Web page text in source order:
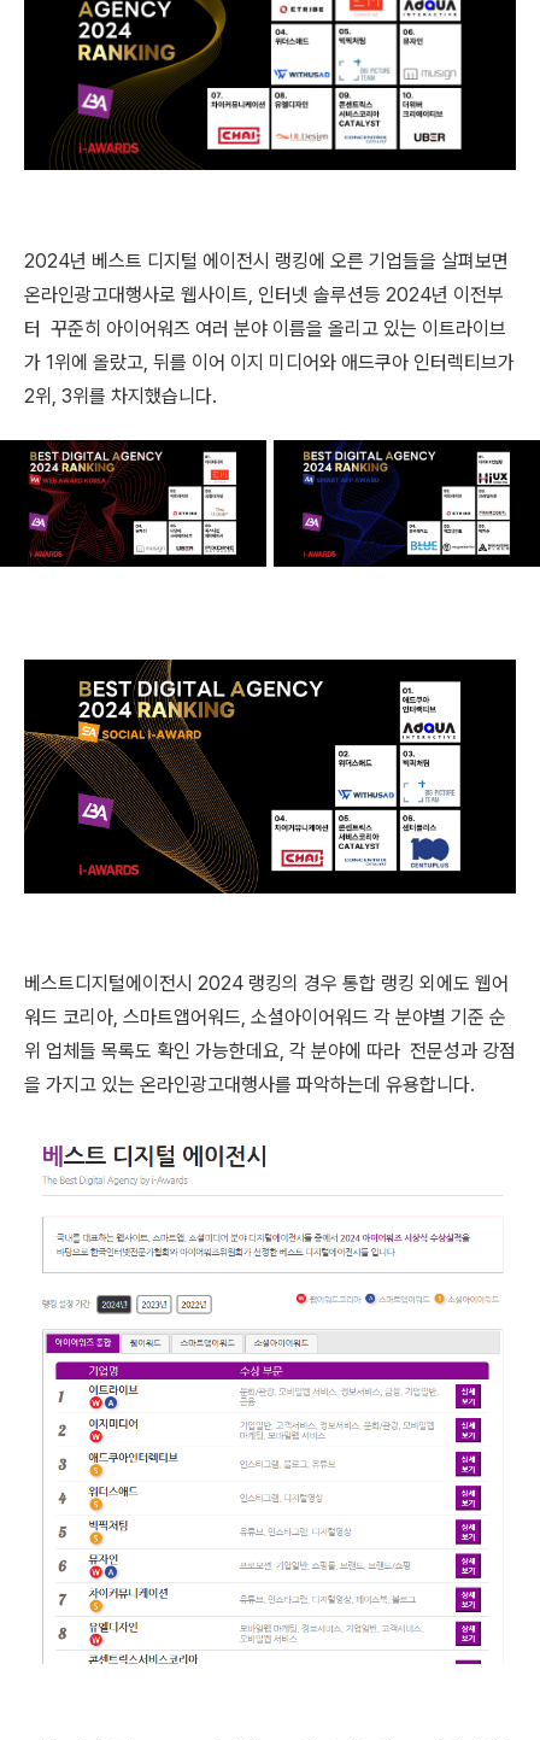
2024년 베스트 디지털 에이전시 랭킹에 오른 기업들을 살펴보면
온라인광고대행사로 웹사이트, 인터넷 솔루션등 2024년 이전부
터 꾸준히 아이어워즈 여러 분야 이름을 올리고 있는 이트라이브
가 1위에 올랐고, 뒤를 이어 이지 미디어와 애드쿠아 인터렉티브가
2위, 3위를 차지했습니다.
베스트디지털에이전시 2024 랭킹의 경우 통합 랭킹 외에도 웹어
워드 코리아, 스마트앱어워드, 소셜아이어워드 각 분야별 기준 순
위 업체들 목록도 확인 가능한데요, 각 분야에 따라 전문성과 강점
을 가지고 있는 온라인광고대행사를 파악하는데 유용합니다.